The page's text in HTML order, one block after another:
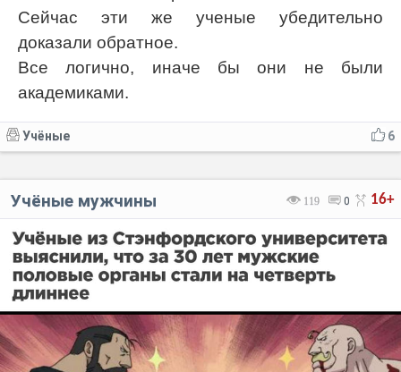
Сейчас эти же ученые убедительно
доказали обратное.
Все логично, иначе бы они не были
академиками.
6
Учёные
16+
119 0
Учёные мужчины